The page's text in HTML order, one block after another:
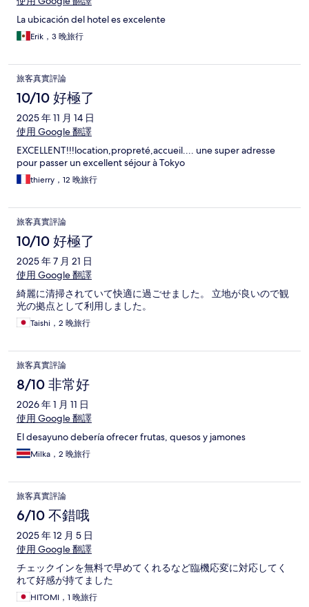
La ubicación del hotel es excelente
Erik，3 晚旅行
旅客真實評論
10/10 好極了
2025 年 11 月 14 日
使用 Google 翻譯
EXCELLENT!!!location,propreté,accueil.... une super adresse
pour passer un excellent séjour à Tokyo
thierry，12 晚旅行
旅客真實評論
10/10 好極了
2025 年 7 月 21 日
使用 Google 翻譯
綺麗に清掃されていて快適に過ごせました。 立地が良いので観
光の拠点として利用しました。
Taishi，2 晚旅行
旅客真實評論
8/10 非常好
2026 年 1 月 11 日
使用 Google 翻譯
El desayuno debería ofrecer frutas, quesos y jamones
Milka，2 晚旅行
旅客真實評論
6/10 不錯哦
2025 年 12 月 5 日
使用 Google 翻譯
チェックインを無料で早めてくれるなど臨機応変に対応してく
れて好感が持てました
HITOMI，1 晚旅行